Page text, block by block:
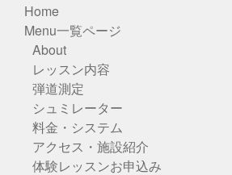
Home
Menu一覧ページ
About
レッスン内容
弾道測定
シュミレーター
料金・システム
アクセス・施設紹介
体験レッスンお申込み